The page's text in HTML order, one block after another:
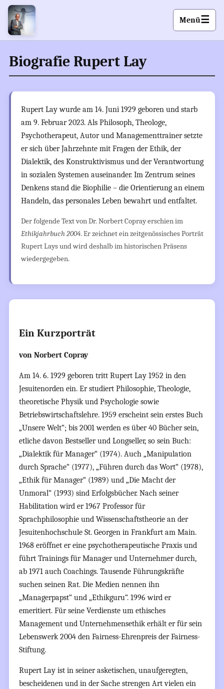
Menü☰
Biografie Rupert Lay
Rupert Lay wurde am 14. Juni 1929 geboren und starb
am 9. Februar 2023. Als Philosoph, Theologe,
Psychotherapeut, Autor und Managementtrainer setzte
er sich über Jahrzehnte mit Fragen der Ethik, der
Dialektik, des Konstruktivismus und der Verantwortung
in sozialen Systemen auseinander. Im Zentrum seines
Denkens stand die Biophilie – die Orientierung an einem
Handeln, das personales Leben bewahrt und entfaltet.
Der folgende Text von Dr. Norbert Copray erschien im
Ethikjahrbuch 2004. Er zeichnet ein zeitgenössisches Porträt
Rupert Lays und wird deshalb im historischen Präsens
wiedergegeben.
Ein Kurzporträt
von Norbert Copray
Am 14. 6. 1929 geboren tritt Rupert Lay 1952 in den
Jesuitenorden ein. Er studiert Philosophie, Theologie,
theoretische Physik und Psychologie sowie
Betriebswirtschaftslehre. 1959 erscheint sein erstes Buch
„Unsere Welt“; bis 2001 werden es über 40 Bücher sein,
etliche davon Bestseller und Longseller, so sein Buch:
„Dialektik für Manager“ (1974). Auch „Manipulation
durch Sprache“ (1977), „Führen durch das Wort“ (1978),
„Ethik für Manager“ (1989) und „Die Macht der
Unmoral“ (1993) sind Erfolgsbücher. Nach seiner
Habilitation wird er 1967 Professor für
Sprachphilosophie und Wissenschaftstheorie an der
Jesuitenhochschule St. Georgen in Frankfurt am Main.
1968 eröffnet er eine psychotherapeutische Praxis und
führt Trainings für Manager und Unternehmer durch,
ab 1971 auch Coachings. Tausende Führungskräfte
suchen seinen Rat. Die Medien nennen ihn
„Managerpapst“ und „Ethikguru“. 1996 wird er
emeritiert. Für seine Verdienste um ethisches
Management und Unternehmensethik erhält er für sein
Lebenswerk 2004 den Fairness-Ehrenpreis der Fairness-
Stiftung.
Rupert Lay ist in seiner asketischen, unaufgeregten,
bescheidenen und in der Sache strengen Art vielen ein